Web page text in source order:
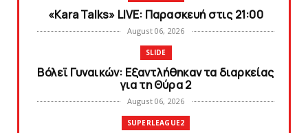
«Kara Talks» LIVE: Παρασκευή στις 21:00
August 06, 2026
SLIDE
Bόλεϊ Γυναικών: Εξαντλήθηκαν τα διαρκείας
για τη Θύρα 2
August 06, 2026
SUPERLEAGUE2